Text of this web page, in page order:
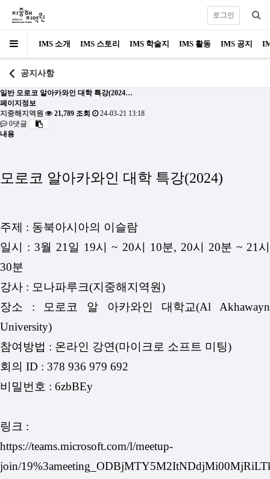
IMS 소개 IMS 스토리 IMS 학술지 IMS 활동 IMS 공지
로그인
공지사항
일반 모로코 알아카와인 대학 특강(2024…
페이지정보
지중해지역원
21,789 조회
24-03-21 13:18
0댓글
내용
모로코 알아카와인 대학 특강(2024)
주제 : 동북아시아의 이슬람
일시 : 3월 21일 19시 ~ 20시 10분, 20시 20분 ~ 21시
30분
강사 : 모나파루크(지중해지역원)
장소 : 모로코 알 아카와인 대학교(Al Akhawayn
University)
참여방법 : 온라인 강연(마이크로 소프트 미팅)
회의 ID : 378 936 979 692
비밀번호 : 6zbBEy
링크 :
https://teams.microsoft.com/l/meetup-
join/